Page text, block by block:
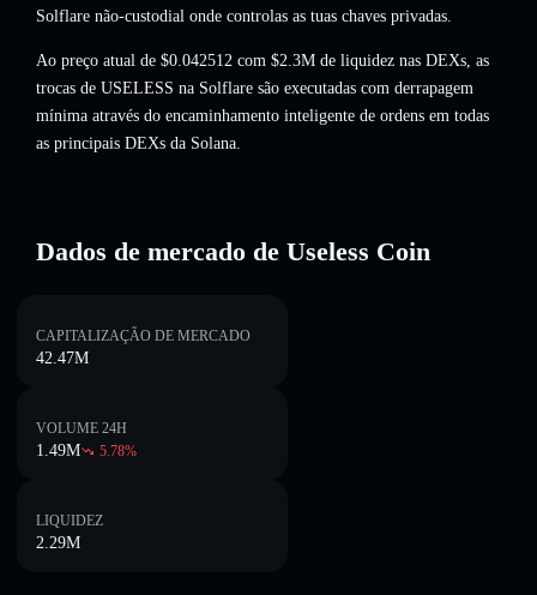
Solflare não-custodial onde controlas as tuas chaves privadas.
Ao preço atual de $0.042512 com $2.3M de liquidez nas DEXs, as
trocas de USELESS na Solflare são executadas com derrapagem
mínima através do encaminhamento inteligente de ordens em todas
as principais DEXs da Solana.
Dados de mercado de Useless Coin
CAPITALIZAÇÃO DE MERCADO
42.47M
VOLUME 24H
1.49M 5.78%
LIQUIDEZ
2.29M